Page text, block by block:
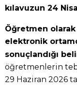
kılavuzun 24
Öğretmen olarak
elektronik
sonuçlandığı
öğretmenlerin
29 Haziran 2026